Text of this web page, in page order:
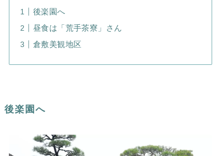
後楽園へ
昼食は「荒手茶寮」さん
倉敷美観地区
後楽園へ